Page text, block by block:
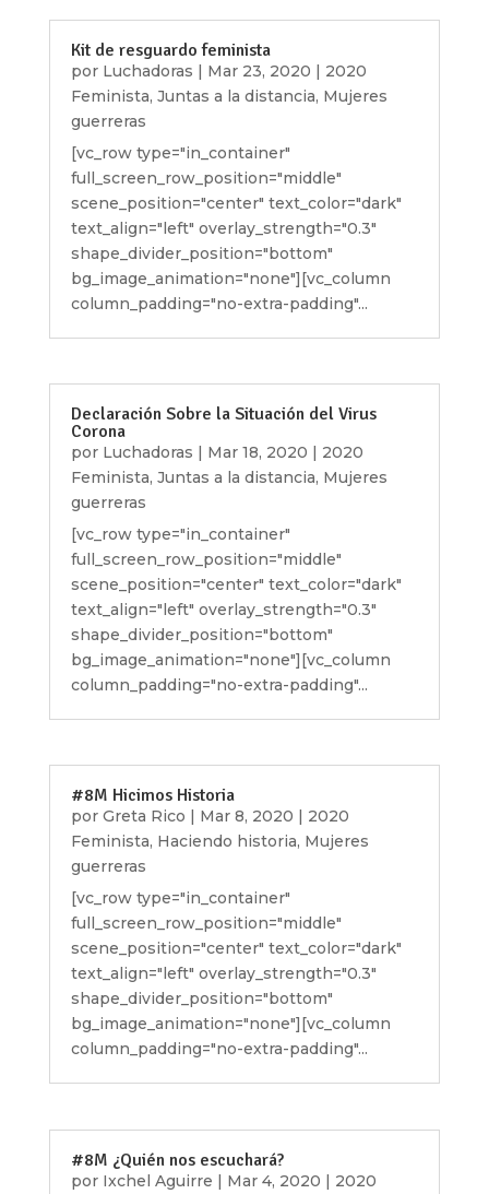
Kit de resguardo feminista
por Luchadoras | Mar 23, 2020 | 2020
Feminista, Juntas a la distancia, Mujeres
guerreras
[vc_row type="in_container"
full_screen_row_position="middle"
scene_position="center" text_color="dark"
text_align="left" overlay_strength="0.3"
shape_divider_position="bottom"
bg_image_animation="none"][vc_column
column_padding="no-extra-padding"...
Declaración Sobre la Situación del Virus
Corona
por Luchadoras | Mar 18, 2020 | 2020
Feminista, Juntas a la distancia, Mujeres
guerreras
[vc_row type="in_container"
full_screen_row_position="middle"
scene_position="center" text_color="dark"
text_align="left" overlay_strength="0.3"
shape_divider_position="bottom"
bg_image_animation="none"][vc_column
column_padding="no-extra-padding"...
#8M Hicimos Historia
por Greta Rico Mar 8, 2020
2020
Feminista, Haciendo historia, Mujeres
guerreras
[vc_row type="in_container"
full_screen_row_position="middle"
scene_position="center" text_color="dark"
text_align="left" overlay_strength="0.3"
shape_divider_position="bottom"
bg_image_animation="none"][vc_column
column_padding="no-extra-padding"...
#8M ¿Quién nos escuchará?
por Ixchel Aguirre | Mar 4, 2020 | 2020